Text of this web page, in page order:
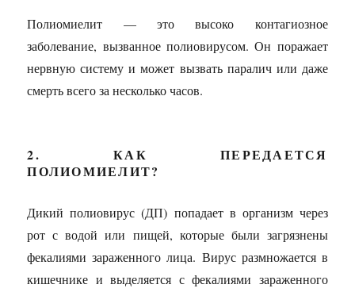
Полиомиелит — это высоко контагиозное
заболевание, вызванное полиовирусом. Он поражает
нервную систему и может вызвать паралич или даже
смерть всего за несколько часов.
2. КАК ПЕРЕДАЕТСЯ
ПОЛИОМИЕЛИТ?
Дикий полиовирус (ДП) попадает в организм через
рот с водой или пищей, которые были загрязнены
фекалиями зараженного лица. Вирус размножается в
кишечнике и выделяется с фекалиями зараженного